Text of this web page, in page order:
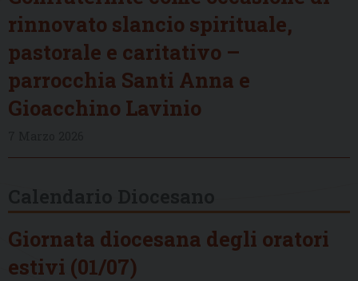
rinnovato slancio spirituale,
pastorale e caritativo –
parrocchia Santi Anna e
Gioacchino Lavinio
Giornata diocesana degli oratori
estivi (01/07)